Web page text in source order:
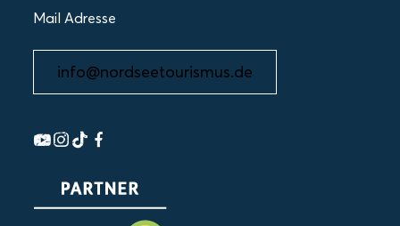
Mail Adresse
info@nordseetourismus.de